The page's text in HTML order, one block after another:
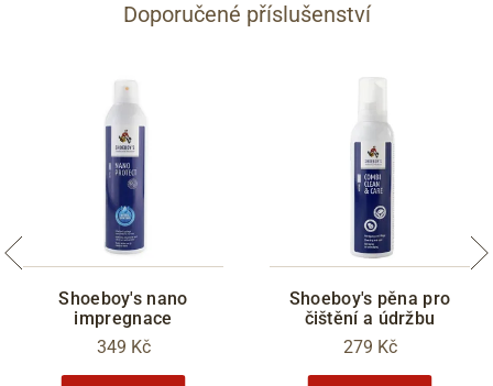
Doporučené příslušenství
Shoeboy's nano
impregnace
349 Kč
Shoeboy's pěna pro
čištění a údržbu
279 Kč